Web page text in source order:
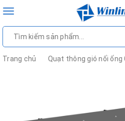
Toggle
Trang chủ Quạt thông gió nối